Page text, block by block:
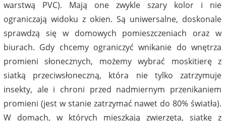
warstwą PVC). Mają one zwykle szary kolor i nie
ograniczają widoku z okien. Są uniwersalne, doskonale
sprawdzą się w domowych pomieszczeniach oraz w
biurach. Gdy chcemy ograniczyć wnikanie do wnętrza
promieni słonecznych, możemy wybrać moskitierę z
siatką przeciwsłoneczną, która nie tylko zatrzymuje
insekty, ale i chroni przed nadmiernym przenikaniem
promieni (jest w stanie zatrzymać nawet do 80% światła).
W domach, w których mieszkają zwierzęta, siatkę z